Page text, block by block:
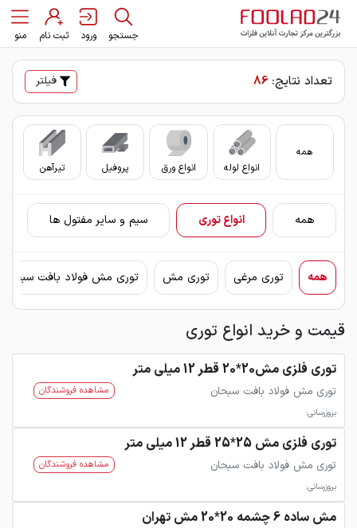
جستجو ورود ثبت نام منو
تعداد نتایج: 86 فیلتر
همه
انواع لوله
انواع ورق پروفیل تیرآهن
همه انواع توری سیم و سایر مفتول ها
همه توری مرغی توری مش توری مش فولاد بافت سبحان
قیمت و خرید انواع توری
توری فلزی مش20*20 قطر 12 میلی متر
توری مش فولاد بافت سبحان
بروزرسانی:
مشاهده فروشندگان
توری فلزی مش 25*25 قطر 12 میلی متر
توری مش فولاد بافت سبحان
بروزرسانی:
مشاهده فروشندگان
مش ساده 6 چشمه 20*20 مش تهران